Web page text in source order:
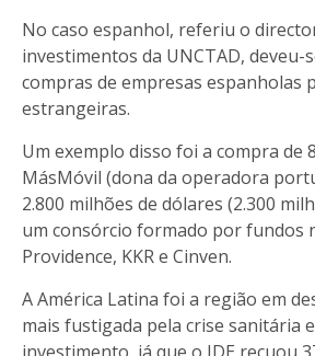
No caso espanhol, referiu o
investimentos da UNCTAD, deveu-
compras de empresas espanholas
estrangeiras.
Um exemplo disso foi a compra de
MásMóvil (dona da operadora
2.800 milhões de dólares (2.300
um consórcio formado por fundos
Providence, KKR e Cinven.
A América Latina foi a região em
mais fustigada pela crise sanitária